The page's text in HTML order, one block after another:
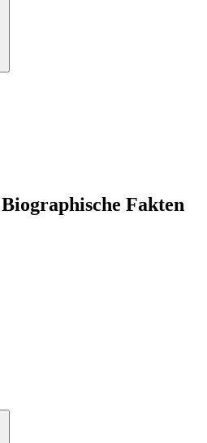
Biographische Fakten